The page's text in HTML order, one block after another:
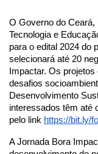
O Governo do Ceará,
Tecnologia e
para o edital 2024 do
selecionará até 20
Impactar. Os
desafios
Desenvolvimento
interessados têm até
pelo link https://bit.ly/
A Jornada Bora